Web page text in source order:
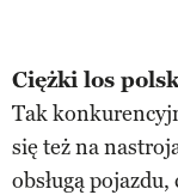
Ciężki los
Tak
się też na
obsługą